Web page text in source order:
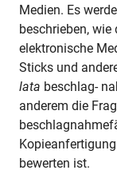
Medien. Es
beschrieben,
elektronische
Sticks und
lata beschlag-
anderem die
bewerten ist.